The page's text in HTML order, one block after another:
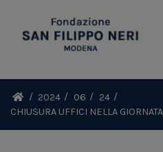
2024 06
24
CHIUSURA UFFICI NELLA